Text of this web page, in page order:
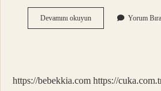
Devamını okuyunMevki
Yer
Yorum
https://bebekkia.com https://